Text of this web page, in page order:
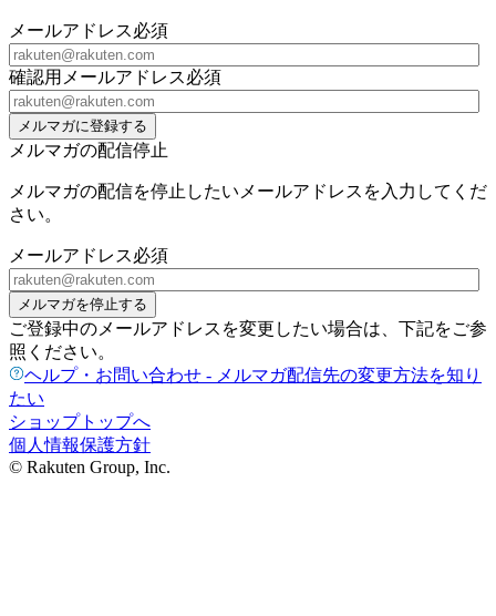
メールアドレス必須
確認用メールアドレス必須
メルマガに登録する
メルマガの配信停止
メルマガの配信を停止したいメールアドレスを入力してくだ
さい。
メールアドレス必須
メルマガを停止する
ご登録中のメールアドレスを変更したい場合は、下記をご参
照ください。
ヘルプ・お問い合わせ - メルマガ配信先の変更方法を知り
たい
ショップトップへ
個人情報保護方針
© Rakuten Group, Inc.